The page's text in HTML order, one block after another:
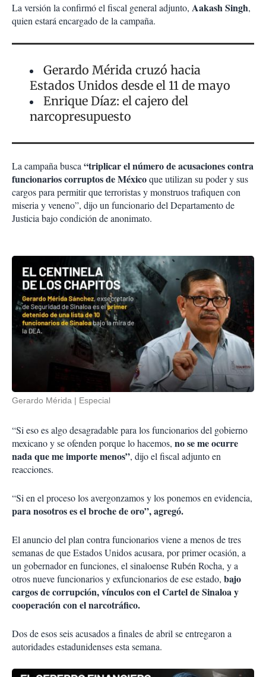
La versión la confirmó el fiscal general adjunto, Aakash Singh,
quien estará encargado de la campaña.
Gerardo Mérida cruzó hacia
Estados Unidos desde el 11 de mayo
Enrique Díaz: el cajero del
narcopresupuesto
La campaña busca“triplicar el número de acusaciones contra
funcionarios corruptos de Méxicoque utilizan su poder y sus
cargos para permitir que terroristas y monstruos trafiquen con
miseria y veneno”, dijo un funcionario del Departamento de
Justicia bajo condición de anonimato.
Gerardo Mérida Especial
“Si eso es algo desagradable para los funcionarios del gobierno
mexicano y se ofenden porque lo hacemos, no se me ocurre
nada que me importe menos”, dijo el fiscal adjunto en
reacciones.
“Si en el proceso los avergonzamos y los ponemos en evidencia,
para nosotros es el broche de oro”, agregó.
El anuncio del plan contra funcionarios viene a menos de tres
semanas de que Estados Unidos acusara, por primer ocasión, a
un gobernador en funciones, el sinaloense Rubén Rocha, y a
otros nueve funcionarios y exfuncionarios de ese estado, bajo
cargos de corrupción, vínculos con el Cartel de Sinaloa y
cooperación con el narcotráfico.
Dos de esos seis acusados a finales de abril se entregaron a
autoridades estadunidenses esta semana.